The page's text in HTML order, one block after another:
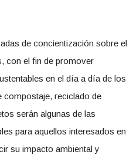
de concientización sobre el
con el fin de promover
en el día a día de los
compostaje, reciclado de
serán algunas de las
para aquellos interesados en
su impacto ambiental y